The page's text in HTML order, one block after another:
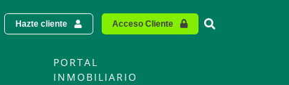
Hazte cliente Acceso Cliente Vinculo -
PORTAL
INMOBILIARIO